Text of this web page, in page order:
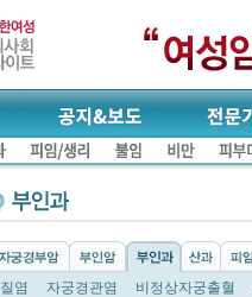
질염 자궁경관염 비정상자궁출혈